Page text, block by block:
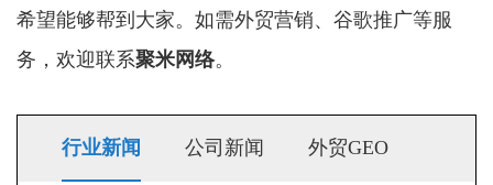
希望能够帮到大家。如需外贸营销、谷歌推广等服
务，欢迎联系聚米网络。
行业新闻 公司新闻 外贸GEO